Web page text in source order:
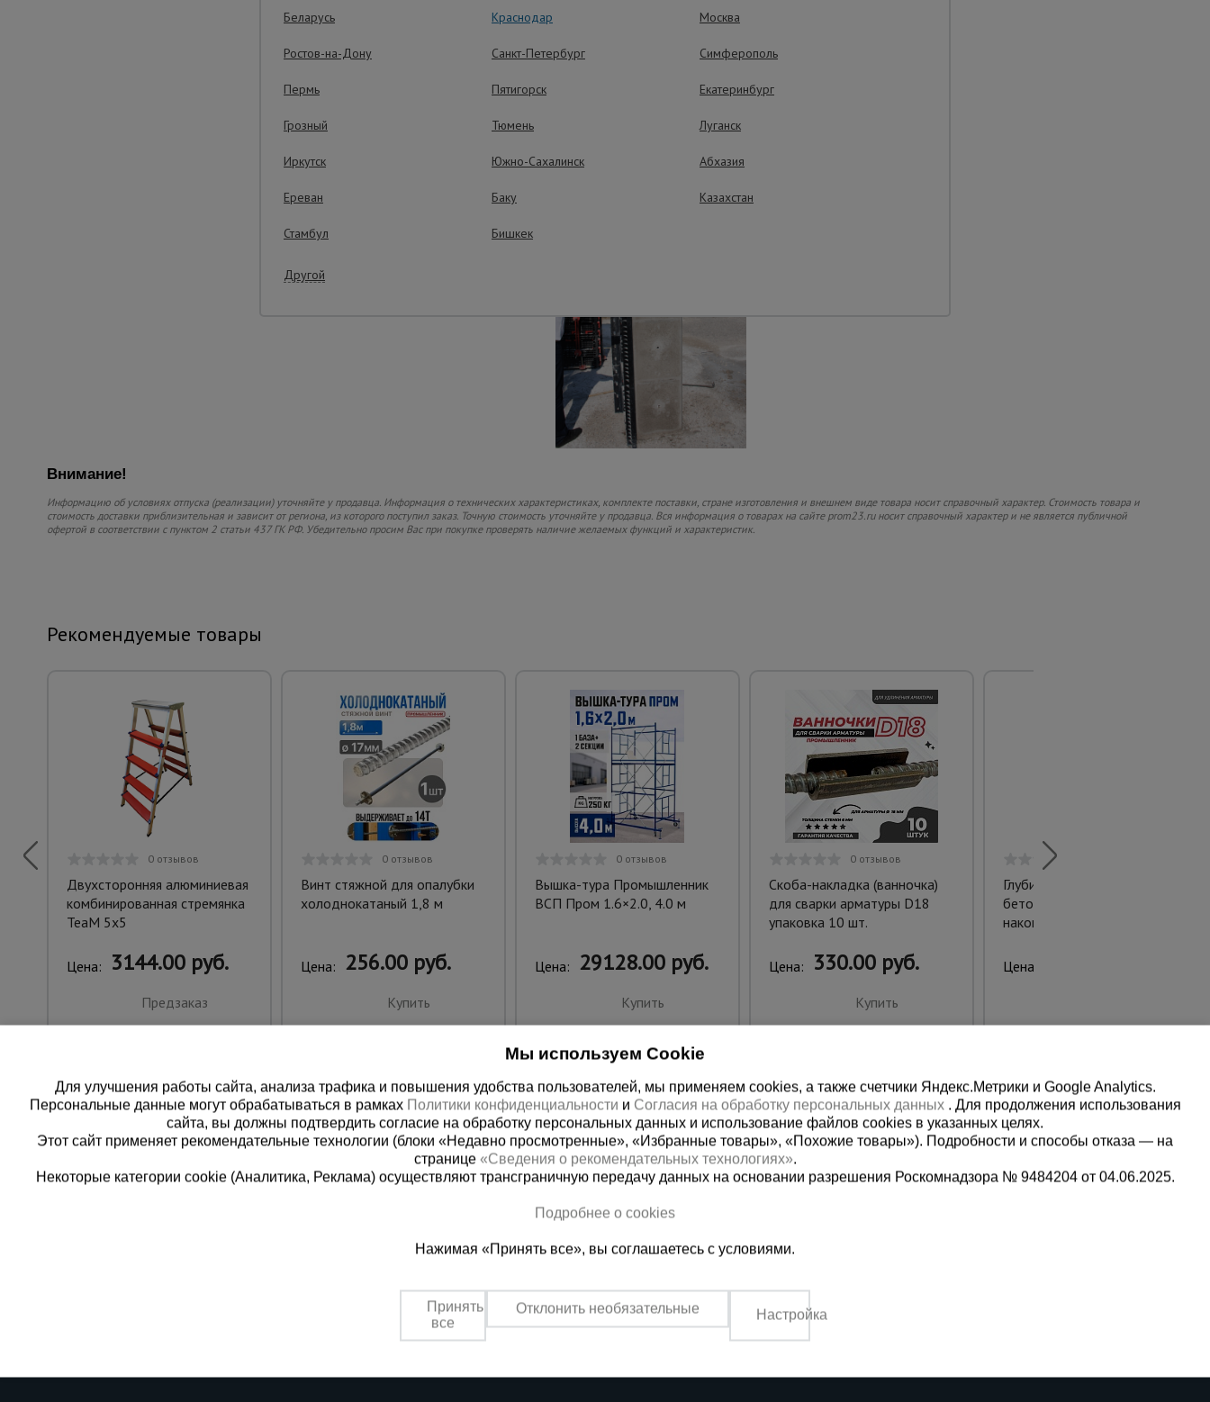
Важные преимущества – эффективная работа
Внимание!
Информацию об условиях отпуска (реализации) уточняйте у продавца. Информация о технических характеристиках, комплекте поставки, стране изготовления и внешнем виде товара носит справочный характер. Стоимость товара и
стоимость доставки приблизительная и зависит от региона, из которого поступил заказ. Точную стоимость уточняйте у продавца. Вся информация о товарах на сайте prom23.ru носит справочный характер и не является публичной
офертой в соответствии с пунктом 2 статьи 437 ГК РФ. Убедительно просим Вас при покупке проверять наличие желаемых функций и характеристик.
Рекомендуемые товары
0 отзывов
Двухсторонняя алюминиевая
комбинированная стремянка
TeaM 5x5
Цена: 3144.00 руб.
Предзаказ
0 отзывов
Винт стяжной для опалубки
холоднокатаный 1,8 м
Цена: 256.00 руб.
Купить
0 отзывов
Вышка-тура Промышленник
ВСП Пром 1.6×2.0, 4.0 м
Цена: 29128.00 руб.
Купить
0 отзывов
Скоба-накладка (ванночка)
для сварки арматуры D18
упаковка 10 шт.
Цена: 330.00 руб.
Купить
Глубинный вибратор для
бетона ЭП-2200, вал 3 м.,
наконечник 51 мм (комплект)
Цена:
8 (800) 200-25-90
бесплатно по России
+7 (861) 225-00-90
Пн-Пт: с 8:00 до 17:00,
Беларусь Краснодар Москва
Ростов-на-Дону Санкт-Петербург Симферополь
Пермь Пятигорск Екатеринбург
Грозный Тюмень Луганск
Иркутск Южно-Сахалинск Абхазия
Ереван Баку Казахстан
Стамбул Бишкек
Другой
Мы используем Cookie
Для улучшения работы сайта, анализа трафика и повышения удобства пользователей, мы применяем cookies, а также счетчики Яндекс.Метрики и Google Analytics.
Персональные данные могут обрабатываться в рамках Политики конфиденциальности и Согласия на обработку персональных данных . Для продолжения использования
сайта, вы должны подтвердить согласие на обработку персональных данных и использование файлов cookies в указанных целях.
Этот сайт применяет рекомендательные технологии (блоки «Недавно просмотренные», «Избранные товары», «Похожие товары»). Подробности и способы отказа — на
странице «Сведения о рекомендательных технологиях».
Некоторые категории cookie (Аналитика, Реклама) осуществляют трансграничную передачу данных на основании разрешения Роскомнадзора № 9484204 от 04.06.2025.
Подробнее о cookies
Нажимая «Принять все», вы соглашаетесь с условиями.
Принять
все
Отклонить необязательные Настройка